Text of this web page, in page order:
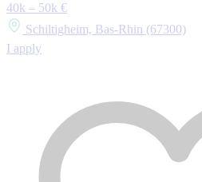
40k – 50k €
Schiltigheim, Bas-Rhin (67300)
I apply